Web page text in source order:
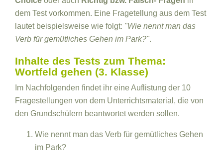
dem Test vorkommen. Eine Fragetellung aus dem Test
lautet beispielsweise wie folgt: "Wie nennt man das
Verb für gemütliches Gehen im Park?".
Inhalte des Tests zum Thema:
Wortfeld gehen (3. Klasse)
Im Nachfolgenden findet ihr eine Auflistung der 10
Fragestellungen von dem Unterrichtsmaterial, die von
den Grundschülern beantwortet werden sollen.
Wie nennt man das Verb für gemütliches Gehen
im Park?